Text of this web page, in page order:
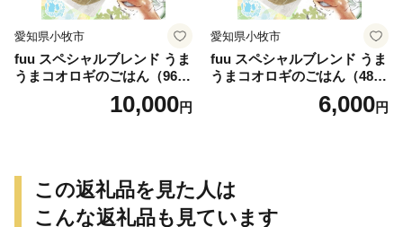
愛知県小牧市
fuu スペシャルブレンド うま
うまコオロギのごはん（960
10,000円
愛知県小牧市
fuu スペシャルブレンド うま
うまコオロギのごはん（480
6,000円
この返礼品を見た人は
こんな返礼品も見ています